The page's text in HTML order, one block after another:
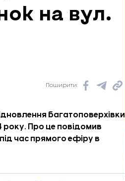
на вул.
Поширити:
багатоповерхівки
року. Про це повідомив
час прямого ефіру в